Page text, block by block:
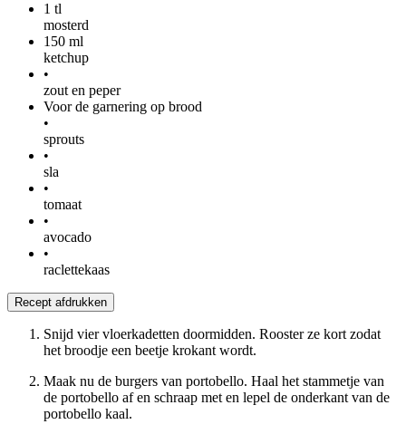
1 tl
mosterd
150 ml
ketchup
•
zout en peper
Voor de garnering op brood
•
sprouts
•
sla
•
tomaat
•
avocado
•
raclettekaas
Recept afdrukken
Snijd vier vloerkadetten doormidden. Rooster ze kort zodat
het broodje een beetje krokant wordt.
Maak nu de burgers van portobello. Haal het stammetje van
de portobello af en schraap met en lepel de onderkant van de
portobello kaal.